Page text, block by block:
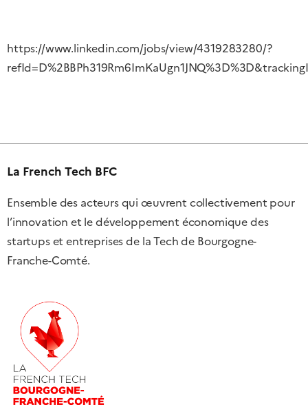
https://www.linkedin.com/jobs/view/4319283280/?
La French Tech BFC
Ensemble des acteurs qui œuvrent collectivement pour
l’innovation et le développement économique des
startups et entreprises de la Tech de Bourgogne-
Franche-Comté.